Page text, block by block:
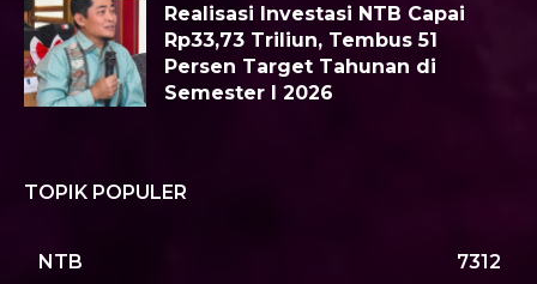
Realisasi Investasi NTB Capai
Rp33,73 Triliun, Tembus 51
Persen Target Tahunan di
Semester I 2026
TOPIK POPULER
NTB 7312